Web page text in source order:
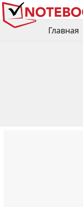
Главная